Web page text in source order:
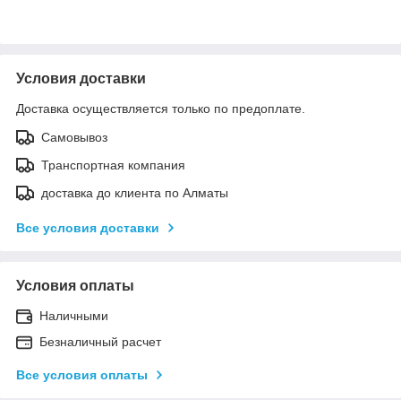
Условия доставки
Доставка осуществляется только по предоплате.
Самовывоз
Транспортная компания
доставка до клиента по Алматы
Все условия доставки
Условия оплаты
Наличными
Безналичный расчет
Все условия оплаты